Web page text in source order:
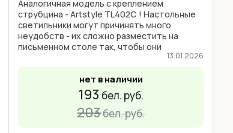
Аналогичная модель с креплением
струбцина - Artstyle TL402С ! Настольные
светильники могут причинять много
неудобств - их сложно разместить на
письменном столе так, чтобы они
освещали именно рабочую поверхность.
13.01.2026
нет в наличии
193 бел. руб.
203бел. руб.